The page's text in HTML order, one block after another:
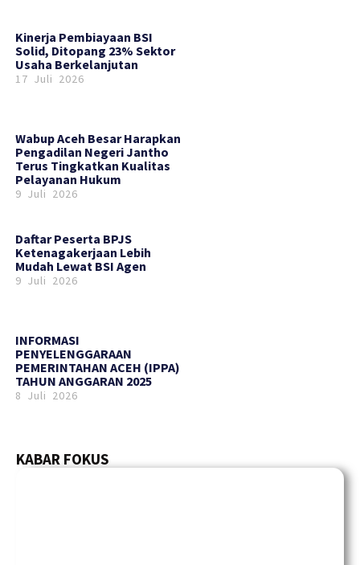
Kinerja Pembiayaan BSI
Solid, Ditopang 23% Sektor
Usaha Berkelanjutan
17 Juli 2026
Wabup Aceh Besar Harapkan
Pengadilan Negeri Jantho
Terus Tingkatkan Kualitas
Pelayanan Hukum
9 Juli 2026
Daftar Peserta BPJS
Ketenagakerjaan Lebih
Mudah Lewat BSI Agen
9 Juli 2026
INFORMASI
PENYELENGGARAAN
PEMERINTAHAN ACEH (IPPA)
TAHUN ANGGARAN 2025
8 Juli 2026
KABAR FOKUS